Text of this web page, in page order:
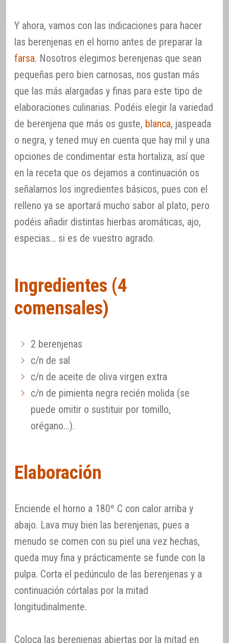
Y ahora, vamos con las indicaciones para hacer
las berenjenas en el horno antes de preparar la
farsa. Nosotros elegimos berenjenas que sean
pequeñas pero bien carnosas, nos gustan más
que las más alargadas y finas para este tipo de
elaboraciones culinarias. Podéis elegir la variedad
de berenjena que más os guste, blanca, jaspeada
o negra, y tened muy en cuenta que hay mil y una
opciones de condimentar esta hortaliza, así que
en la receta que os dejamos a continuación os
señalamos los ingredientes básicos, pues con el
relleno ya se aportará mucho sabor al plato, pero
podéis añadir distintas hierbas aromáticas, ajo,
especias… si es de vuestro agrado.
Ingredientes (4
comensales)
2 berenjenas
c/n de sal
c/n de aceite de oliva virgen extra
c/n de pimienta negra recién molida (se
puede omitir o sustituir por tomillo,
orégano...).
Elaboración
Enciende el horno a 180º C con calor arriba y
abajo. Lava muy bien las berenjenas, pues a
menudo se comen con su piel una vez hechas,
queda muy fina y prácticamente se funde con la
pulpa. Corta el pedúnculo de las berenjenas y a
continuación córtalas por la mitad
longitudinalmente.
Coloca las berenjenas abiertas por la mitad en